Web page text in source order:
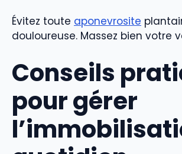
Évitez toute aponevrosite
douloureuse. Massez bien votre
Conseils
pour gérer